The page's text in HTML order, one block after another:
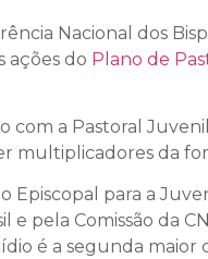
Nacional dos
ações do Plano de
a Pastoral
multiplicadores da
Episcopal para a
pela Comissão da
é a segunda maior